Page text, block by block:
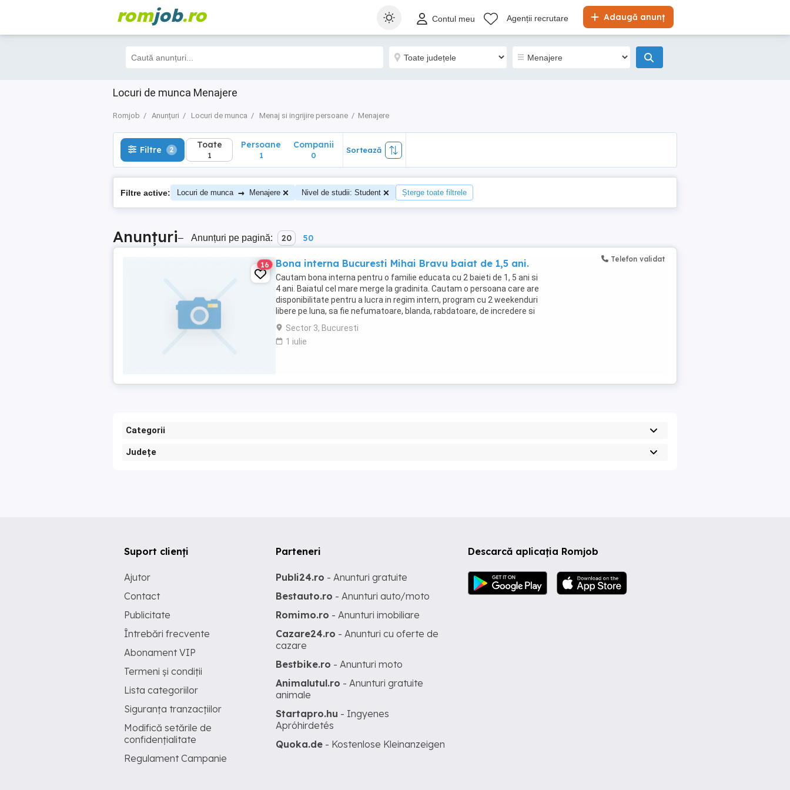
romjob.ro Adaugă anunț
Contul meu Agenții recrutare
Locuri de munca Menajere
Romjob Anunțuri Locuri de munca Menaj si ingrijire persoane Menajere
Filtre 2 Toate
1
Filtre 2 Toate
1
Persoane
1
Companii
0
Sortează
Filtre active: Locuri de munca → Menajere Nivel de studii: Student Șterge toate filtrele
Anunțuri– Anunțuri pe pagină: 20 50
16 Bona interna Bucuresti Mihai Bravu baiat de 1,5 ani.
Cautam bona interna pentru o familie educata cu 2 baieti de 1, 5 ani si
4 ani. Baiatul cel mare merge la gradinita. Cautam o persoana care are
disponibilitate pentru a lucra in regim intern, program cu 2 weekenduri
libere pe luna, sa fie nefumatoare, blanda, rabdatoare, de incredere si
adaptabila, cu ...
Sector 3, Bucuresti
1 iulie
Telefon validat
Categorii
Județe
Descarcă aplicația Romjob
Suport clienți
Ajutor
Contact
Publicitate
Întrebări frecvente
Abonament VIP
Termeni și condiții
Lista categoriilor
Siguranța tranzacțiilor
Modifică setările de
confidențialitate
Regulament Campanie
Parteneri
Publi24.ro - Anunturi gratuite
Bestauto.ro - Anunturi auto/moto
Romimo.ro - Anunturi imobiliare
Cazare24.ro - Anunturi cu oferte de
cazare
Bestbike.ro - Anunturi moto
Animalutul.ro - Anunturi gratuite
animale
Startapro.hu - Ingyenes
Apróhirdetés
Quoka.de - Kostenlose Kleinanzeigen